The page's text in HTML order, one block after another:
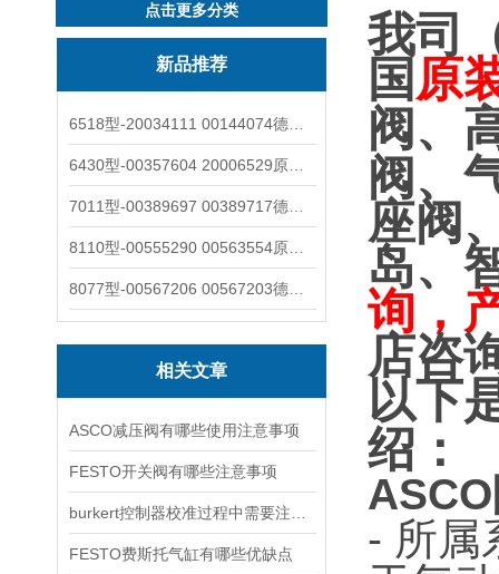
点击更多分类
新品推荐
相关文章
ASCO减压阀有哪些使用注意事项
FESTO开关阀有哪些注意事项
FESTO费斯托气缸有哪些优缺点
我司
国 原
阀、
阀、
座阀
岛、
询，
店咨
以下
绍：
- 所属